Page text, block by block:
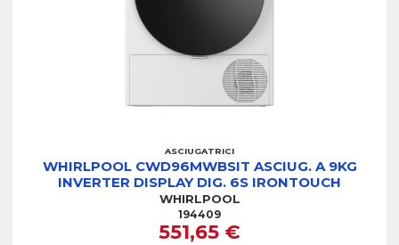
ASCIUGATRICI
WHIRLPOOL CWD96MWBSIT ASCIUG. A 9KG
INVERTER DISPLAY DIG. 6S IRONTOUCH
WHIRLPOOL
194409
551,65 €